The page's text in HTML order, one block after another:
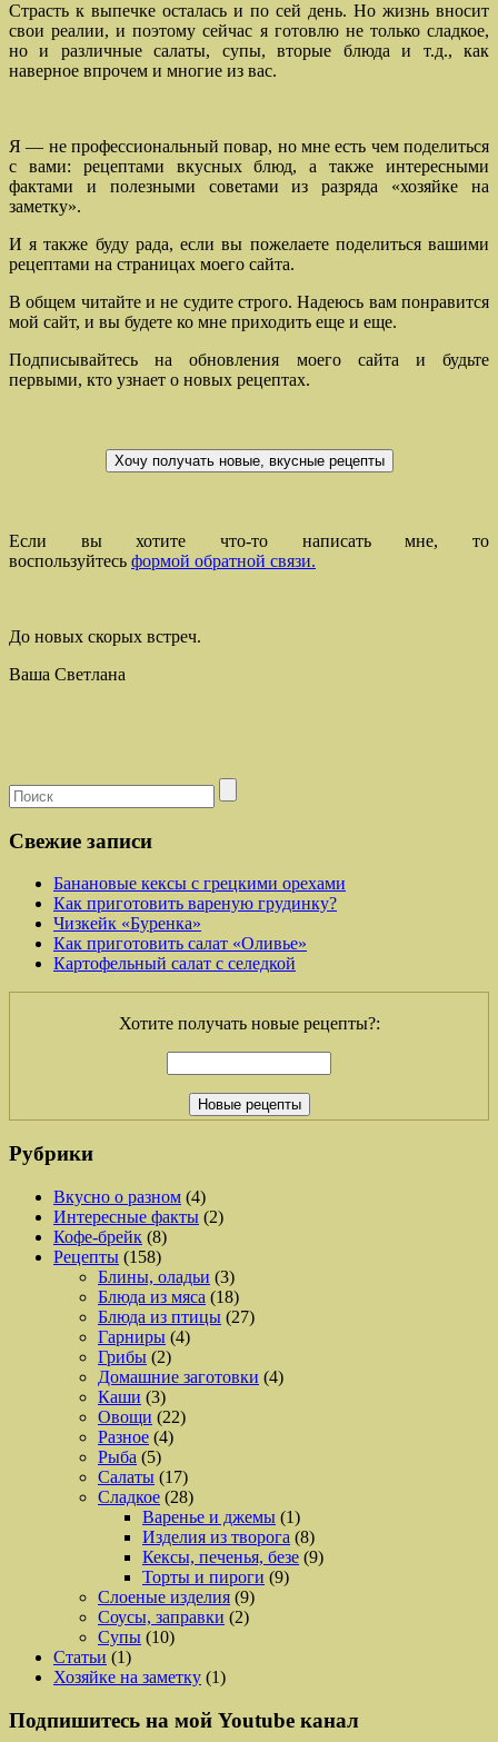
Страсть к выпечке осталась и по сей день. Но жизнь вносит
свои реалии, и поэтому сейчас я готовлю не только сладкое,
но и различные салаты, супы, вторые блюда и т.д., как
наверное впрочем и многие из вас.
Я — не профессиональный повар, но мне есть чем поделиться
с вами: рецептами вкусных блюд, а также интересными
фактами и полезными советами из разряда «хозяйке на
заметку».
И я также буду рада, если вы пожелаете поделиться вашими
рецептами на страницах моего сайта.
В общем читайте и не судите строго. Надеюсь вам понравится
мой сайт, и вы будете ко мне приходить еще и еще.
Подписывайтесь на обновления моего сайта и будьте
первыми, кто узнает о новых рецептах.
Если вы хотите что-то написать мне, то
воспользуйтесь формой обратной связи.
До новых скорых встреч.
Ваша Светлана
Свежие записи
Банановые кексы с грецкими орехами
Как приготовить вареную грудинку?
Чизкейк «Буренка»
Как приготовить салат «Оливье»
Картофельный салат с селедкой
Хотите получать новые рецепты?:
Рубрики
Вкусно о разном (4)
Интересные факты (2)
Кофе-брейк (8)
Рецепты (158)
Блины, оладьи (3)
Блюда из мяса (18)
Блюда из птицы (27)
Гарниры (4)
Грибы (2)
Домашние заготовки (4)
Каши (3)
Овощи (22)
Разное (4)
Рыба (5)
Салаты (17)
Сладкое (28)
Варенье и джемы (1)
Изделия из творога (8)
Кексы, печенья, безе (9)
Торты и пироги (9)
Слоеные изделия (9)
Соусы, заправки (2)
Супы (10)
Статьи (1)
Хозяйке на заметку (1)
Подпишитесь на мой Youtube канал